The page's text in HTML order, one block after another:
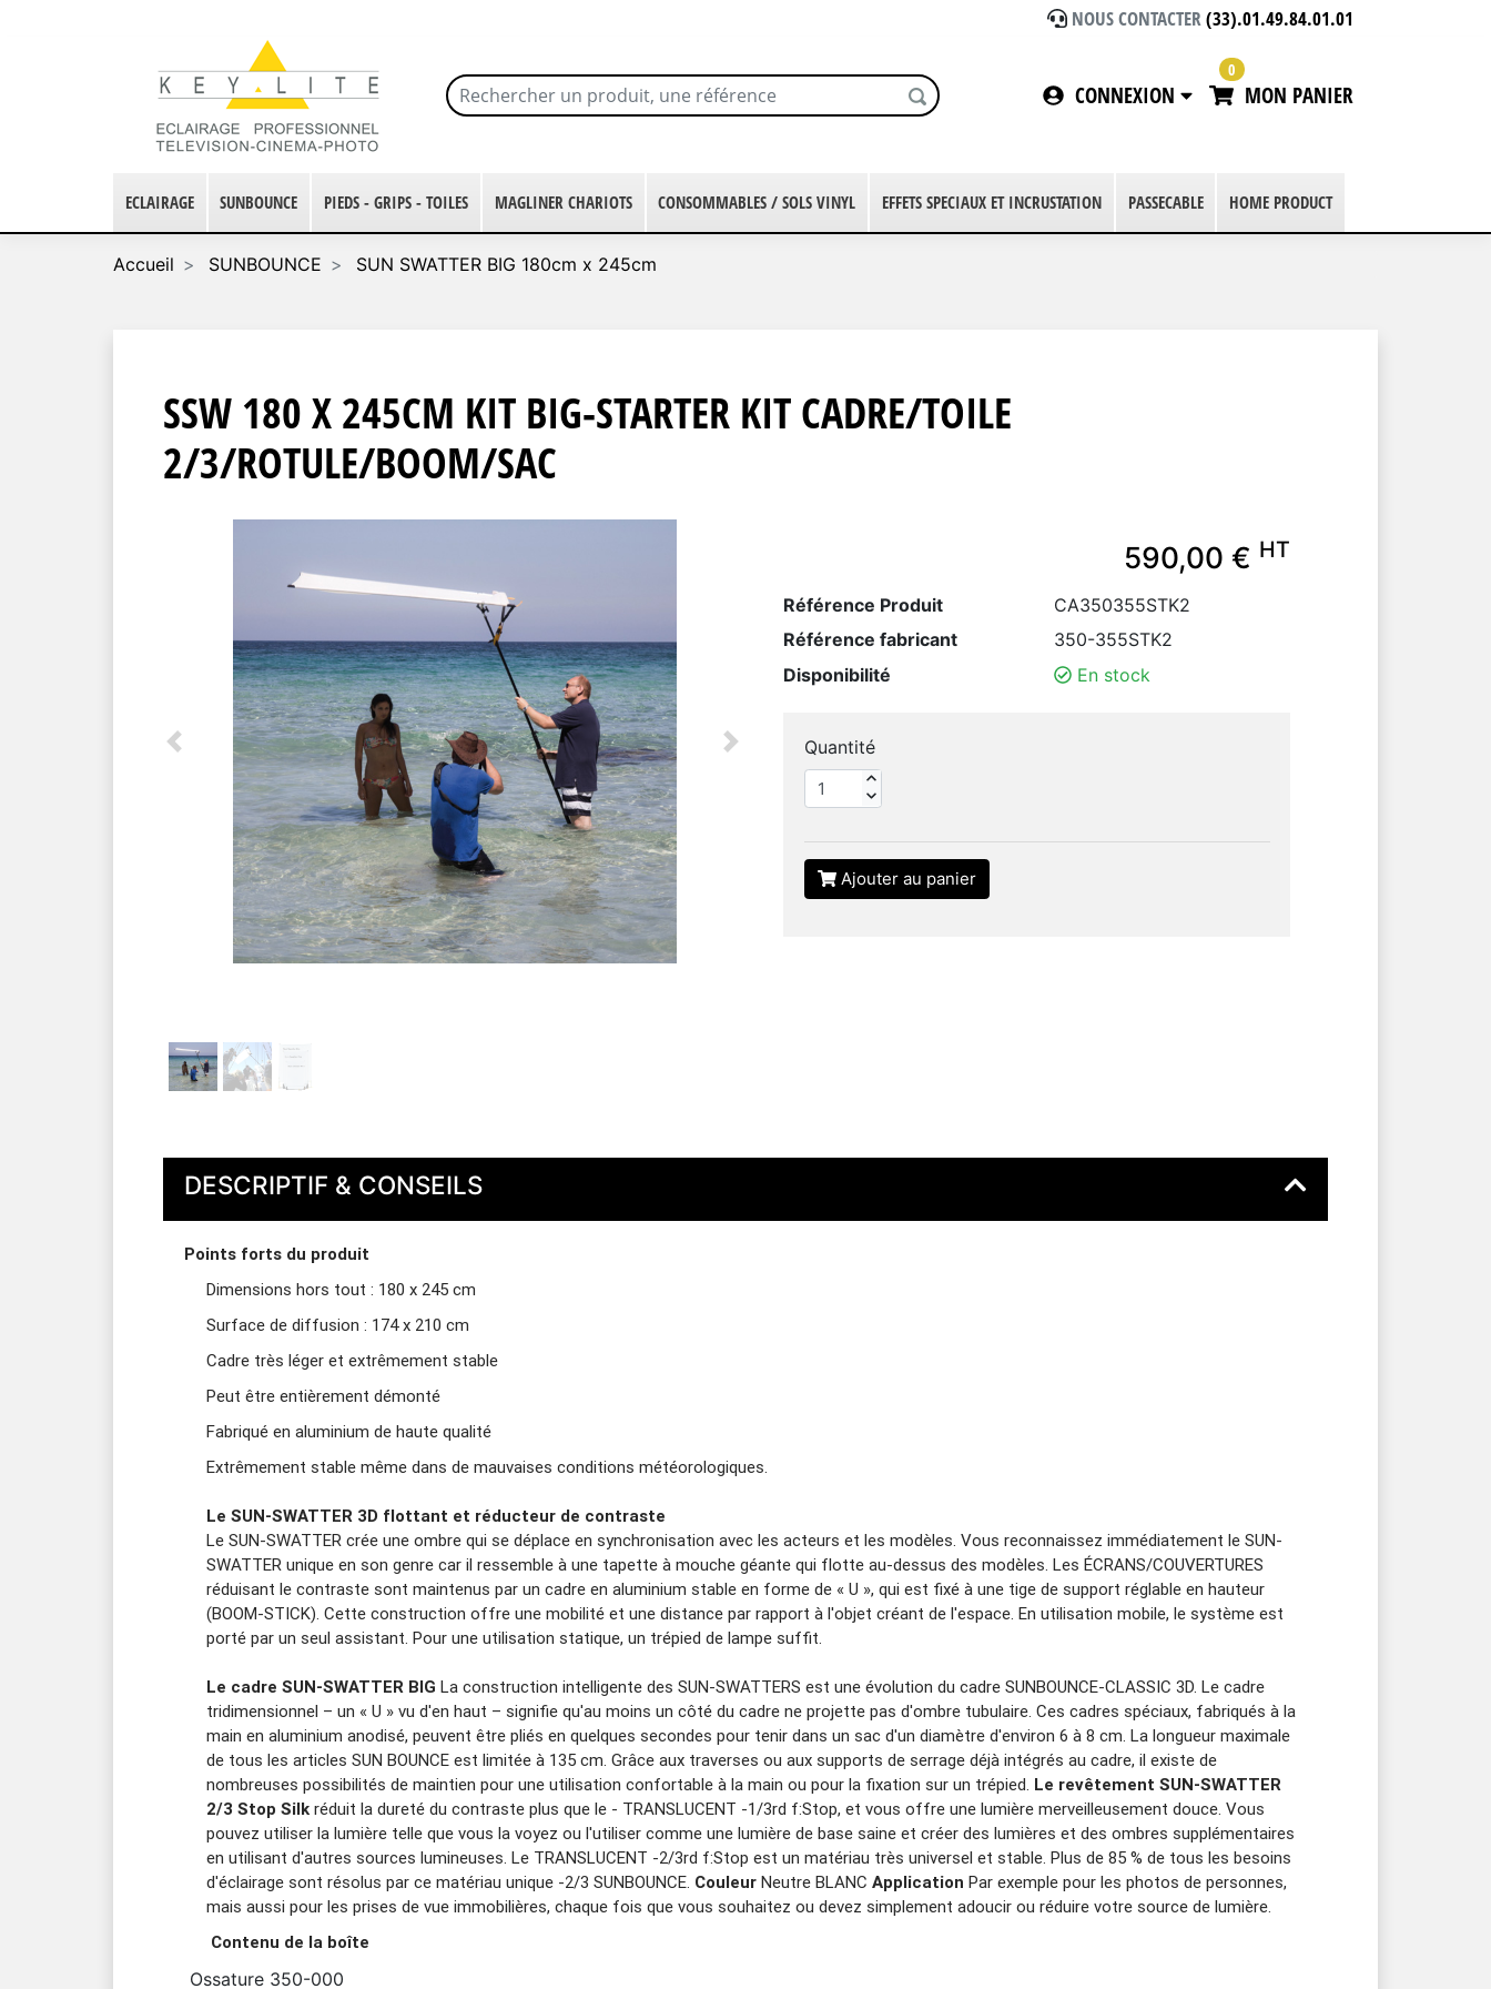
NOUS CONTACTER(33).01.49.84.01.01
CONNEXION
0
MON PANIER
ECLAIRAGE SUNBOUNCE PIEDS - GRIPS - TOILES MAGLINER CHARIOTS CONSOMMABLES / SOLS VINYL EFFETS SPECIAUX ET INCRUSTATION PASSECABLE HOME PRODUCT
Accueil SUNBOUNCE SUN SWATTER BIG 180cm x 245cm
SSW 180 X 245CM KIT BIG-STARTER KIT CADRE/TOILE
2/3/ROTULE/BOOM/SAC
Previous Next
590,00 € HT
Référence Produit
CA350355STK2
Référence fabricant
350-355STK2
Disponibilité
En stock
Quantité
Ajouter au panier
DESCRIPTIF & CONSEILS
Points forts du produit
Dimensions hors tout : 180 x 245 cm
Surface de diffusion : 174 x 210 cm
Cadre très léger et extrêmement stable
Peut être entièrement démonté
Fabriqué en aluminium de haute qualité
Extrêmement stable même dans de mauvaises conditions météorologiques.
Le SUN-SWATTER 3D flottant et réducteur de contraste
Le SUN-SWATTER crée une ombre qui se déplace en synchronisation avec les acteurs et les modèles. Vous reconnaissez immédiatement le SUN-
SWATTER unique en son genre car il ressemble à une tapette à mouche géante qui flotte au-dessus des modèles. Les ÉCRANS/COUVERTURES
réduisant le contraste sont maintenus par un cadre en aluminium stable en forme de « U », qui est fixé à une tige de support réglable en hauteur
(BOOM-STICK). Cette construction offre une mobilité et une distance par rapport à l'objet créant de l'espace. En utilisation mobile, le système est
porté par un seul assistant. Pour une utilisation statique, un trépied de lampe suffit.
Le cadre SUN-SWATTER BIG La construction intelligente des SUN-SWATTERS est une évolution du cadre SUNBOUNCE-CLASSIC 3D. Le cadre
tridimensionnel – un « U » vu d'en haut – signifie qu'au moins un côté du cadre ne projette pas d'ombre tubulaire. Ces cadres spéciaux, fabriqués à la
main en aluminium anodisé, peuvent être pliés en quelques secondes pour tenir dans un sac d'un diamètre d'environ 6 à 8 cm. La longueur maximale
de tous les articles SUN BOUNCE est limitée à 135 cm. Grâce aux traverses ou aux supports de serrage déjà intégrés au cadre, il existe de
nombreuses possibilités de maintien pour une utilisation confortable à la main ou pour la fixation sur un trépied. Le revêtement SUN-SWATTER
2/3 Stop Silkréduit la dureté du contraste plus que le - TRANSLUCENT -1/3rd f:Stop, et vous offre une lumière merveilleusement douce. Vous
pouvez utiliser la lumière telle que vous la voyez ou l'utiliser comme une lumière de base saine et créer des lumières et des ombres supplémentaires
en utilisant d'autres sources lumineuses. Le TRANSLUCENT -2/3rd f:Stop est un matériau très universel et stable. Plus de 85 % de tous les besoins
d'éclairage sont résolus par ce matériau unique -2/3 SUNBOUNCE. CouleurNeutre BLANC Application Par exemple pour les photos de personnes,
mais aussi pour les prises de vue immobilières, chaque fois que vous souhaitez ou devez simplement adoucir ou réduire votre source de lumière.
Contenu de la boîte
Ossature 350-000